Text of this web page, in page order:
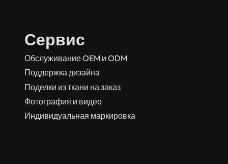
Сервис
Обслуживание OEM и ODM
Поддержка дизайна
Поделки из ткани на заказ
Фотография и видео
Индивидуальная маркировка